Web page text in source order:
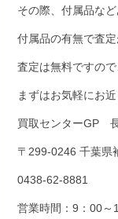
その際、付属品な
付属品の有無で査定
査定は無料ですので
まずはお気軽にお
買取センターGP
〒299-0246 千葉県
0438-62-8881
営業時間：9：00～